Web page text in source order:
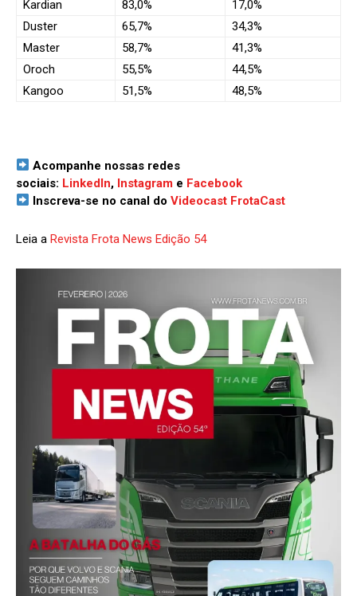
Kardian
83,0%
17,0%
Duster
65,7%
34,3%
Master
58,7%
41,3%
Oroch
55,5%
44,5%
Kangoo
51,5% 48,5%
Acompanhe nossas redes
sociais: LinkedIn, Instagram e Facebook
Inscreva-se no canal doVideocast FrotaCast
Leia a Revista Frota News Edição 54